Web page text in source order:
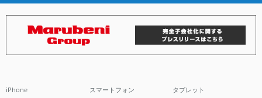
iPhone スマートフォン タブレット